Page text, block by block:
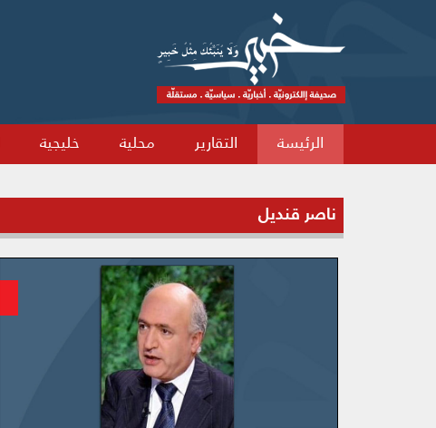
الرئيسة التقارير محلية خليجية
ناصر قنديل